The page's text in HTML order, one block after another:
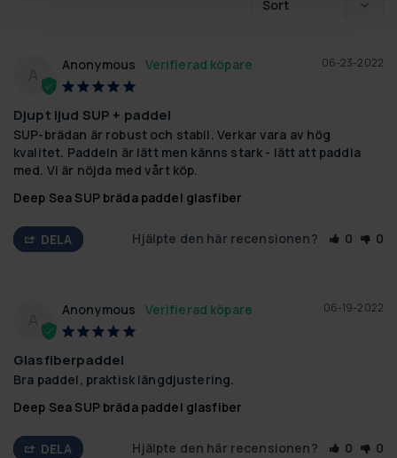
06-23-2022
Anonymous
Djupt ljud SUP + paddel
SUP-brädan är robust och stabil. Verkar vara av hög
kvalitet. Paddeln är lätt men känns stark - lätt att paddla
med. Vi är nöjda med vårt köp.
Deep Sea SUP bräda paddel glasfiber
DELA Hjälpte den här recensionen? 0 0
06-19-2022
Anonymous
Glasfiberpaddel
Bra paddel, praktisk längdjustering.
Deep Sea SUP bräda paddel glasfiber
DELA Hjälpte den här recensionen? 0 0